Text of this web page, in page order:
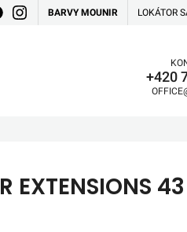
BARVY MOUNIR LOKÁTOR
+420
EXTENSIONS 43